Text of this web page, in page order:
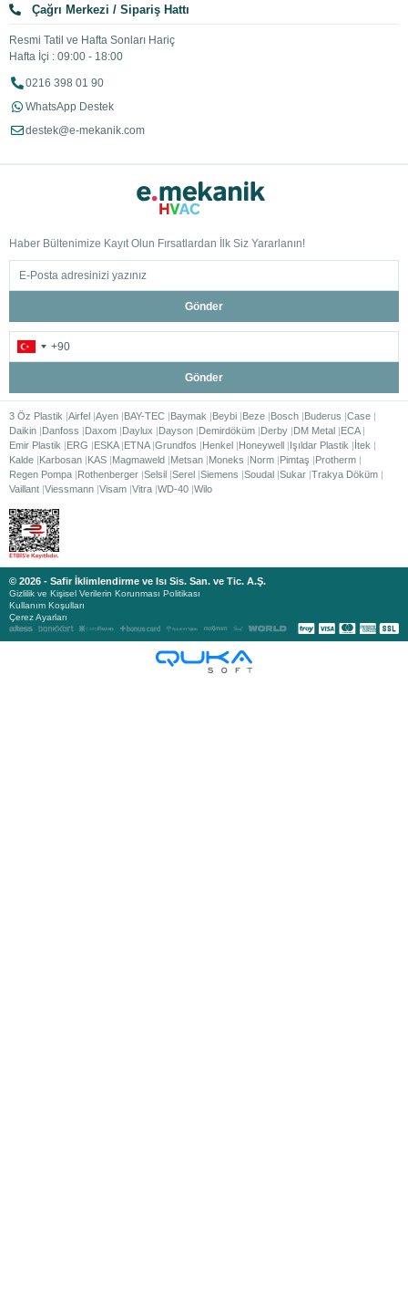
Çağrı Merkezi / Sipariş Hattı
Resmi Tatil ve Hafta Sonları Hariç
Hafta İçi : 09:00 - 18:00
0216 398 01 90
WhatsApp Destek
destek@e-mekanik.com
Haber Bültenimize Kayıt Olun Fırsatlardan İlk Siz Yararlanın!
Gönder
Gönder
3 Öz Plastik Airfel Ayen BAY-TEC Baymak Beybi Beze Bosch Buderus Case
Daikin Danfoss Daxom Daylux Dayson Demirdöküm Derby DM Metal ECA
Emir Plastik
ERG ESKA ETNA Grundfos Henkel Honeywell Işıldar Plastik
İtek
Kalde Karbosan KAS Magmaweld Metsan Moneks Norm Pimtaş
Protherm
Regen Pompa Rothenberger Selsil Serel Siemens Soudal Sukar Trakya Döküm
Vaillant Viessmann Visam Vitra WD-40 Wilo
© 2026 - Safir İklimlendirme ve Isı Sis. San. ve Tic. A.Ş.
Gizlilik ve Kişisel Verilerin Korunması Politikası
Kullanım Koşulları
Çerez Ayarları